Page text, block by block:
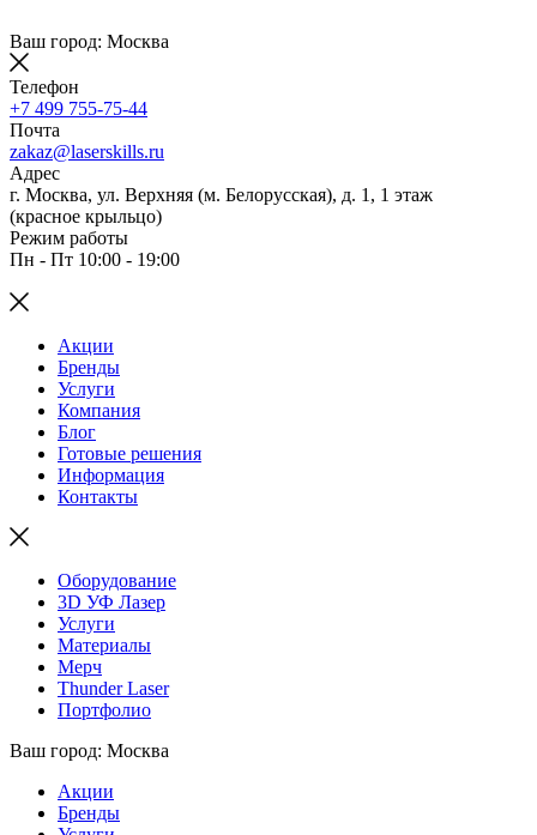
Ваш город: Москва
Телефон
+7 499 755-75-44
Почта
zakaz@laserskills.ru
Адрес
г. Москва, ул. Верхняя (м. Белорусская), д. 1, 1 этаж
(красное крыльцо)
Режим работы
Пн - Пт 10:00 - 19:00
Акции
Бренды
Услуги
Компания
Блог
Готовые решения
Информация
Контакты
Оборудование
3D УФ Лазер
Услуги
Материалы
Мерч
Thunder Laser
Портфолио
Ваш город: Москва
Акции
Бренды